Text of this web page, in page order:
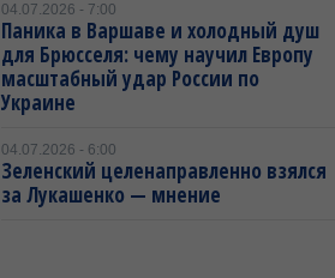
04.07.2026 - 7:00
Паника в Варшаве и холодный душ
для Брюсселя: чему научил Европу
масштабный удар России по
Украине
04.07.2026 - 6:00
Зеленский целенаправленно взялся
за Лукашенко — мнение